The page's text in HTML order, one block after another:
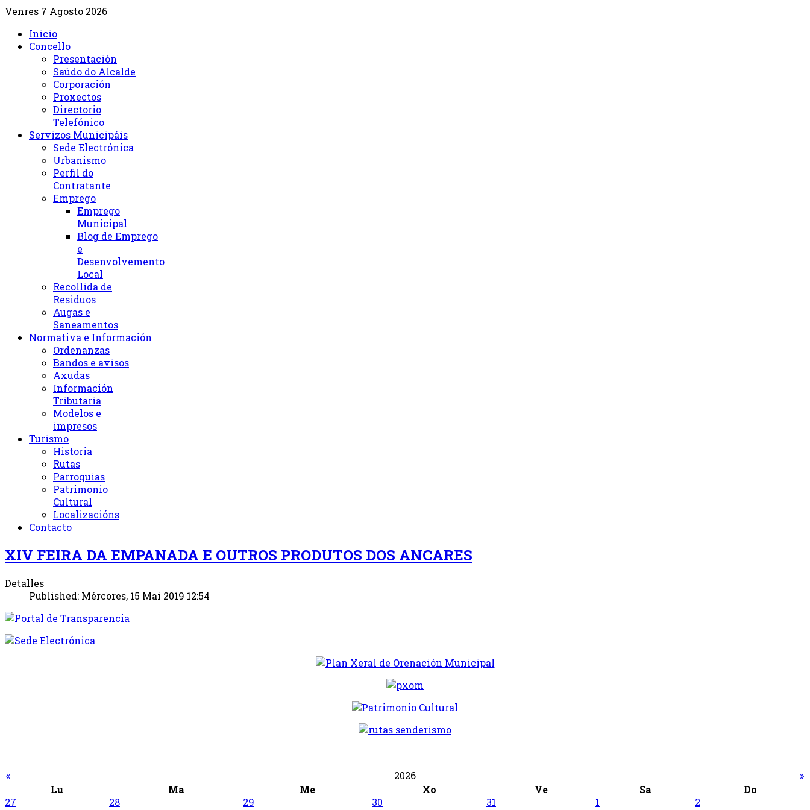
Venres 7 Agosto 2026
Inicio
Concello
Presentación
Saúdo do Alcalde
Corporación
Proxectos
Directorio
Telefónico
Servizos Municipáis
Sede Electrónica
Urbanismo
Perfil do
Contratante
Emprego
Emprego
Municipal
Blog de Emprego
e
Desenvolvemento
Local
Recollida de
Residuos
Augas e
Saneamentos
Normativa e Información
Ordenanzas
Bandos e avisos
Axudas
Información
Tributaria
Modelos e
impresos
Turismo
Historia
Rutas
Parroquias
Patrimonio
Cultural
Localizacións
Contacto
XIV FEIRA DA EMPANADA E OUTROS PRODUTOS DOS ANCARES
Detalles
Published: Mércores, 15 Mai 2019 12:54
« 2026
»
Lu
Ma Me Xo Ve Sa
Do
27
28 29 30 31 1
2